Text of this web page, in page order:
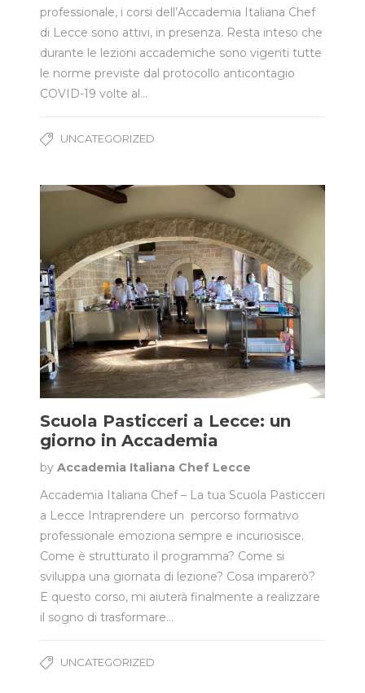
professionale, i corsi dell’Accademia Italiana Chef
di Lecce sono attivi, in presenza. Resta inteso che
durante le lezioni accademiche sono vigenti tutte
le norme previste dal protocollo anticontagio
COVID-19 volte al…
UNCATEGORIZED
Scuola Pasticceri a Lecce: un
giorno in Accademia
by Accademia Italiana Chef Lecce
Accademia Italiana Chef – La tua Scuola Pasticceri
a Lecce Intraprendere un percorso formativo
professionale emoziona sempre e incuriosisce.
Come è strutturato il programma? Come si
sviluppa una giornata di lezione? Cosa imparerò?
E questo corso, mi aiuterà finalmente a realizzare
il sogno di trasformare…
UNCATEGORIZED